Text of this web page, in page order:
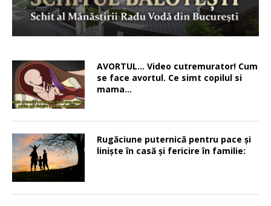
AVORTUL… Video cutremurator! Cum
se face avortul. Ce simt copilul si
mama…
Rugăciune puternică pentru pace şi
linişte în casă şi fericire în familie: